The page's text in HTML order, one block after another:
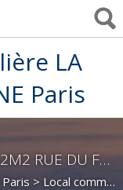
LOCAL COMMERCIAL LIBRE DE 42M2 RUE DU FAUBOURG POISSONIÈRE
> Local commercial en location Paris